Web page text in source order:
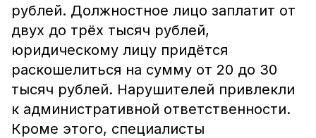
рублей. Должностное лицо заплатит от
двух до трёх тысяч рублей,
юридическому лицу придётся
раскошелиться на сумму от 20 до 30
тысяч рублей. Нарушителей привлекли
к административной ответственности.
Кроме этого, специалисты